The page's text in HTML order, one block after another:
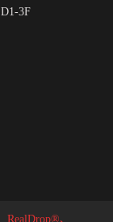
3F
RealDrop®、